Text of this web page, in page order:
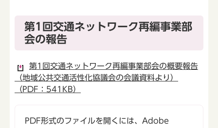
第1回交通ネットワーク再編事業部
会の報告
第1回交通ネットワーク再編事業部会の概要報告
（地域公共交通活性化協議会の会議資料より）
（PDF：541KB）
PDF形式のファイルを開くには、Adobe